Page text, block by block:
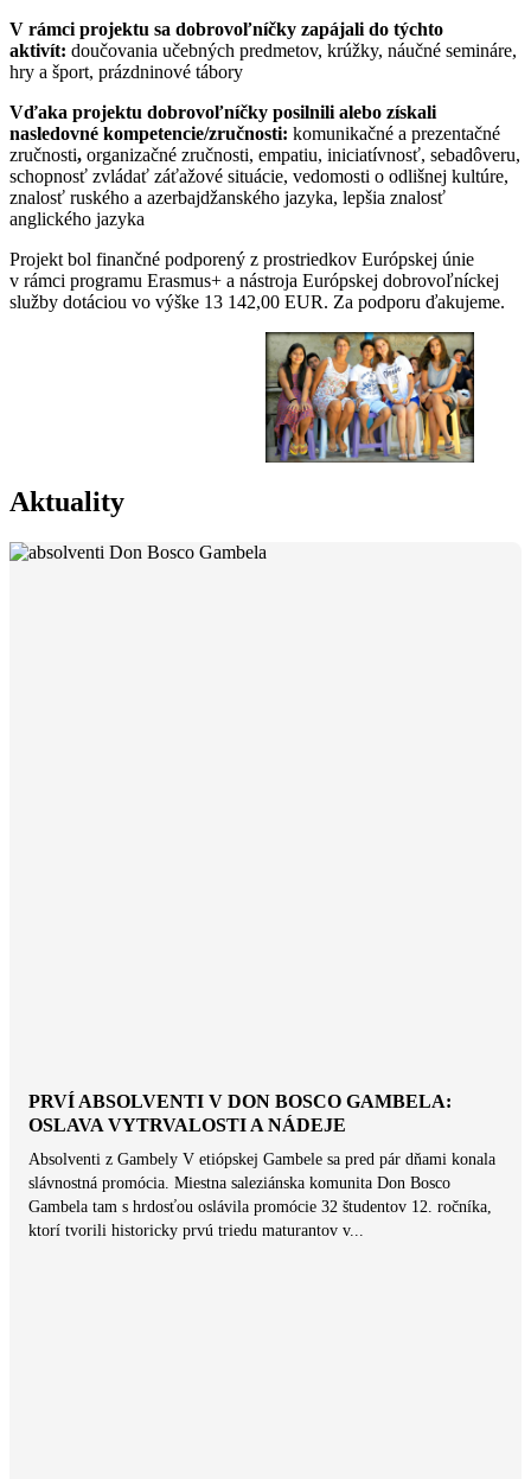
V rámci projektu sa dobrovoľníčky zapájali do týchto
aktivít: doučovania učebných predmetov, krúžky, náučné semináre,
hry a šport, prázdninové tábory
Vďaka projektu dobrovoľníčky posilnili alebo získali
nasledovné kompetencie/zručnosti: komunikačné a prezentačné
zručnosti, organizačné zručnosti, empatiu, iniciatívnosť, sebadôveru,
schopnosť zvládať záťažové situácie, vedomosti o odlišnej kultúre,
znalosť ruského a azerbajdžanského jazyka, lepšia znalosť
anglického jazyka
Projekt bol finančné podporený z prostriedkov Európskej únie
v rámci programu Erasmus+ a nástroja Európskej dobrovoľníckej
služby dotáciou vo výške 13 142,00 EUR. Za podporu ďakujeme.
Aktuality
PRVÍ ABSOLVENTI V DON BOSCO GAMBELA:
OSLAVA VYTRVALOSTI A NÁDEJE
Absolventi z Gambely V etiópskej Gambele sa pred pár dňami konala
slávnostná promócia. Miestna saleziánska komunita Don Bosco
Gambela tam s hrdosťou oslávila promócie 32 študentov 12. ročníka,
ktorí tvorili historicky prvú triedu maturantov v...